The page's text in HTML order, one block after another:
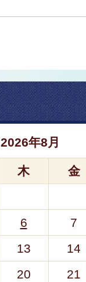
2026年8月
木 金
6
7
13
14
20
21